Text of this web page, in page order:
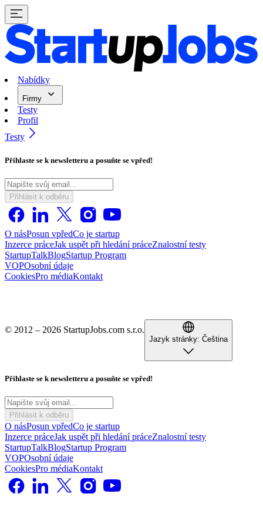
Nabídky
Firmy
Testy
Profil
Testy
Přihlaste se k newsletteru a posuňte se vpřed!
Přihlásit k odběru
O násPosun vpředCo je startup
Inzerce práceJak uspět při hledání práceZnalostní testy
StartupTalkBlogStartup Program
VOPOsobní údaje
CookiesPro médiaKontakt
© 2012 – 2026 StartupJobs.com s.r.o.
Jazyk stránky: Čeština
Přihlaste se k newsletteru a posuňte se vpřed!
Přihlásit k odběru
O násPosun vpředCo je startup
Inzerce práceJak uspět při hledání práceZnalostní testy
StartupTalkBlogStartup Program
VOPOsobní údaje
CookiesPro médiaKontakt